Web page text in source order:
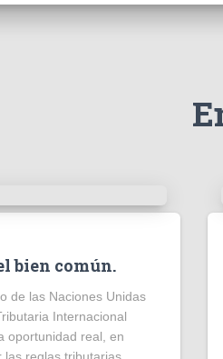
bien común.
de las Naciones Unidas
Internacional
oportunidad real, en